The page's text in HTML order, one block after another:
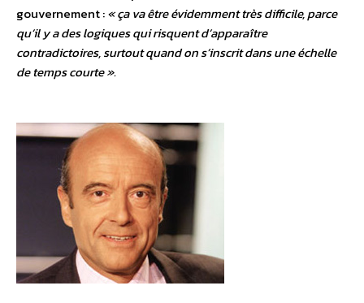
gouvernement :« ça va être évidemment très difficile, parce
qu’il y a des logiques qui risquent d’apparaître
contradictoires, surtout quand on s’inscrit dans une échelle
de temps courte ».